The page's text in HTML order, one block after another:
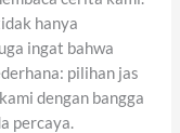
hanya
ingat bahwa
pilihan jas
dengan bangga
percaya.